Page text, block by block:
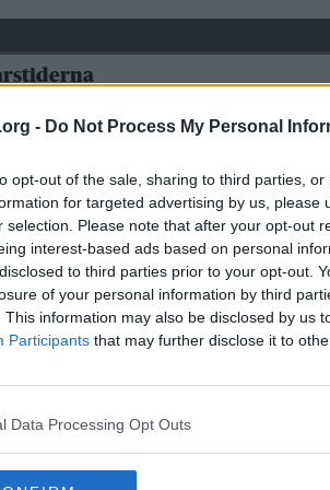
- Do Not Process My Personal
opt-out of the sale, sharing to third parties,
for targeted advertising by us, please
selection. Please note that after your opt-out
interest-based ads based on personal
to third parties prior to your opt-out.
of your personal information by third
This information may also be disclosed by us
Participants that may further disclose it to
Data Processing Opt Outs
den kan ha jordbakterier, svampar och
från arslet skulle rinna på baksidan
och bäst för hälsan" om man bajsar
Bara dra ned byxorna och skita på